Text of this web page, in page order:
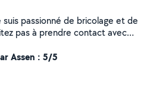
suis passionné de bricolage et de
pas à prendre contact avec
demandes privé je préfère
numéro de téléphone
recontacte rapidement merci.
Assen : 5/5